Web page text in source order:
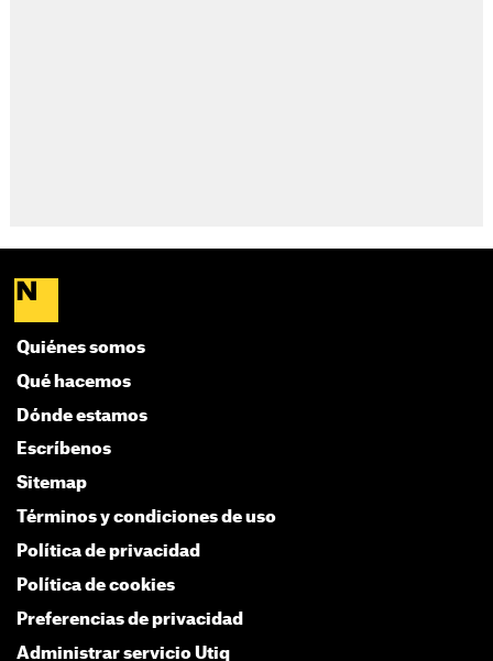
Quiénes somos
Qué hacemos
Dónde estamos
Escríbenos
Sitemap
Términos y condiciones de uso
Política de privacidad
Política de cookies
Preferencias de privacidad
Administrar servicio Utiq